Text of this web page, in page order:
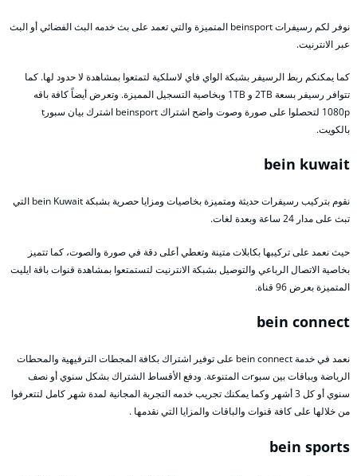
نوفر لكم رسيفرات beinsport المتميزة والتي تعمد على بث خدمه البث الفضائي أو البث
عبر الانترنيت.
كما يمكنكم ربط الرسيفر بشبكة الواي فاي لاسلكية لتمتعوا بمشاهدة لا حدود لها. كما
تتوافر رسيفر بسعة 2TB و 1TB وبخاصية التسجيل المميزة. وتعرض أيضاً كافة باقه
1080p لتحصلوا على صورة وصوت واضح اشتراك beinsport اشترك بيان سبورt
بالكويت.
bein kuwait
نقوم بتركيب رسيفرات حديثة ومتميزة بخاصيات ومزايا حصرية بشبكة bein Kuwait التي
تبث على مدار 24 ساعة وبعدة لغات.
حيث نعمد على تركيبها بكابلات متينة وتعطي أعلى دقة في صورة والصوت، كما تتميز
بخاصية الاتصال الرباعي والتوصيل بشبكة الانترنيت لتستمتعوا بمشاهدة قنوات باقة ايليت
المتميزة بعرض 96 قناة.
bein connect
نعمد في خدمة bein connect على توفير اشتراك بكافة المجطات الترفيهية والمحطات
الرياضة وبباقات بين سبوrت المتنوعة. ودفع الأقساط الشتراك بشكل سنوي أو نصف
سنوي أو كل 3 أشهر وكما يمكنك تجريب خدمه التجربة المجانية لمدة شهر كامل لتتعرفوا
من خلالها على كافة قنوات والباقات والمزايا التي نقدمها .
bein sports